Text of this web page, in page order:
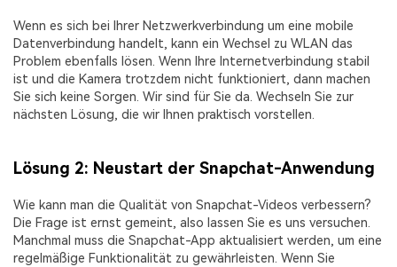
Wenn es sich bei Ihrer Netzwerkverbindung um eine mobile
Datenverbindung handelt, kann ein Wechsel zu WLAN das
Problem ebenfalls lösen. Wenn Ihre Internetverbindung stabil
ist und die Kamera trotzdem nicht funktioniert, dann machen
Sie sich keine Sorgen. Wir sind für Sie da. Wechseln Sie zur
nächsten Lösung, die wir Ihnen praktisch vorstellen.
Lösung 2: Neustart der Snapchat-Anwendung
Wie kann man die Qualität von Snapchat-Videos verbessern?
Die Frage ist ernst gemeint, also lassen Sie es uns versuchen.
Manchmal muss die Snapchat-App aktualisiert werden, um eine
regelmäßige Funktionalität zu gewährleisten. Wenn Sie